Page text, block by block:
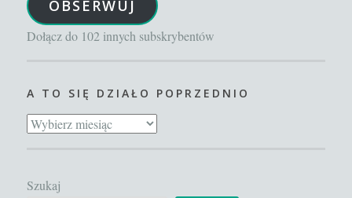
mail
OBSERWUJ
Dołącz do 102 innych subskrybentów
A TO SIĘ DZIAŁO POPRZEDNIO
A
działo
Szukaj